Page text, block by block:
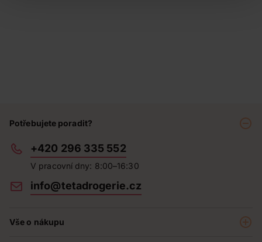
Potřebujete poradit?
+420 296 335 552
V pracovní dny: 8:00–16:30
info@tetadrogerie.cz
Vše o nákupu